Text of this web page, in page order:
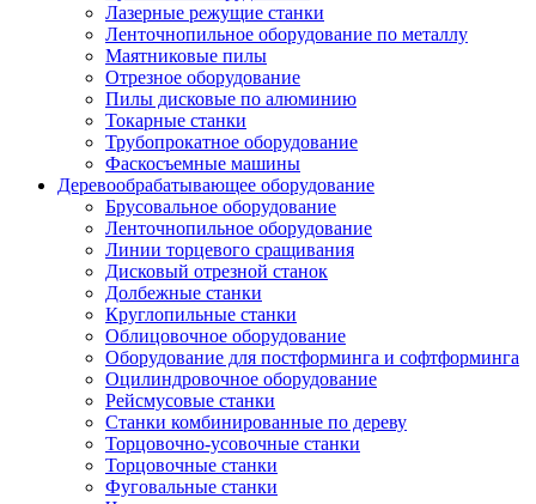
Лазерные режущие станки
Ленточнопильное оборудование по металлу
Маятниковые пилы
Отрезное оборудование
Пилы дисковые по алюминию
Токарные станки
Трубопрокатное оборудование
Фаскосъемные машины
Деревообрабатывающее оборудование
Брусовальное оборудование
Ленточнопильное оборудование
Линии торцевого сращивания
Дисковый отрезной станок
Долбежные станки
Круглопильные станки
Облицовочное оборудование
Оборудование для постформинга и софтформинга
Оцилиндровочное оборудование
Рейсмусовые станки
Станки комбинированные по дереву
Торцовочно-усовочные станки
Торцовочные станки
Фуговальные станки